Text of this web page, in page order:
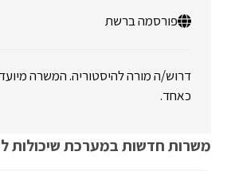
פורסמה ברשת
דרוש/ה מורה להיסטוריה. המשרה
כאחד.
משרות חדשות במערכת שיכולות